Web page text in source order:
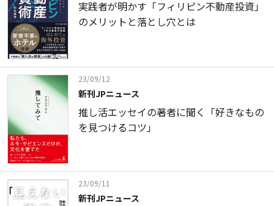
実践者が明かす「フィリピン不動産投資」
のメリットと落とし穴とは
23/09/12
新刊JPニュース
推し活エッセイの著者に聞く「好きなもの
を見つけるコツ」
23/09/11
新刊JPニュース